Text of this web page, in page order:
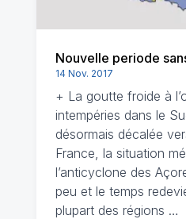
Nouvelle periode
14 Nov. 2017
+ La goutte froide à
intempéries dans le
désormais décalée
France, la situation
l’anticyclone des
peu et le temps
plupart des régions …